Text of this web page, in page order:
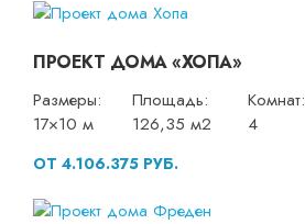
ПРОЕКТ ДОМА «ХОПА»
Размеры:
17×10 м
Площадь:
126,35 м2
Комнат:
4
ОТ 4.106.375 РУБ.